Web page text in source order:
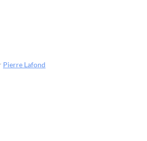
Pierre Lafond